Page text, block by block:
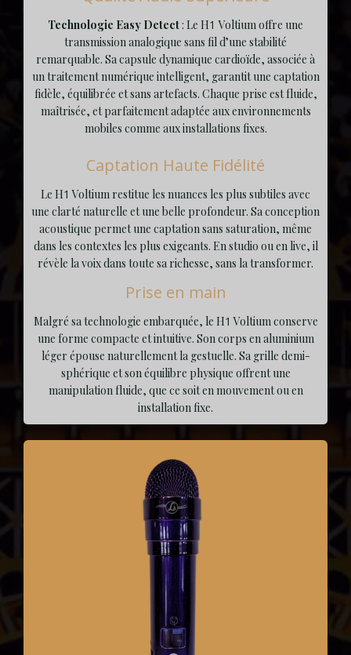
Technologie Easy Detect : Le H1Voltium offre une
transmission analogique sans fil d’une stabilité
remarquable. Sa capsule dynamique cardioïde, associée à
un traitement numérique intelligent, garantit une captation
fidèle, équilibrée et sans artefacts. Chaque prise est fluide,
maîtrisée, et parfaitement adaptée aux environnements
mobiles comme aux installations fixes.
Captation Haute Fidélité
Le H1 Voltium restitue les nuances les plus subtiles avec
une clarté naturelle et une belle profondeur. Sa conception
acoustique permet une captation sans saturation, même
dans les contextes les plus exigeants. En studio ou en live, il
révèle la voix dans toute sa richesse, sans la transformer.
Prise en main
Malgré sa technologie embarquée, le H1 Voltium conserve
une forme compacte et intuitive. Son corps en aluminium
léger épouse naturellement la gestuelle. Sa grille demi-
sphérique et son équilibre physique offrent une
manipulation fluide, que ce soit en mouvement ou en
installation fixe.